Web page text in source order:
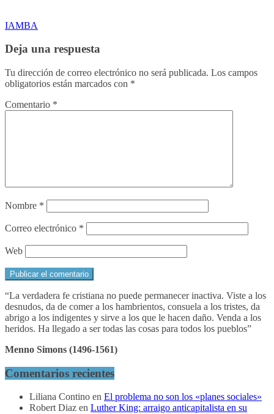
IAMBA
Deja una respuesta
Tu dirección de correo electrónico no será publicada. Los campos
obligatorios están marcados con *
Comentario *
Nombre *
Correo electrónico *
Web
“La verdadera fe cristiana no puede permanecer inactiva. Viste a los
desnudos, da de comer a los hambrientos, consuela a los tristes, da
abrigo a los indigentes y sirve a los que le hacen daño. Venda a los
heridos. Ha llegado a ser todas las cosas para todos los pueblos”
Menno Simons (1496-1561)
Comentarios recientes
Liliana Contino en El problema no son los «planes sociales»
Robert Diaz en Luther King: arraigo anticapitalista en su